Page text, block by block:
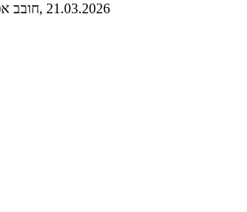
, חובב, 21.03.2026